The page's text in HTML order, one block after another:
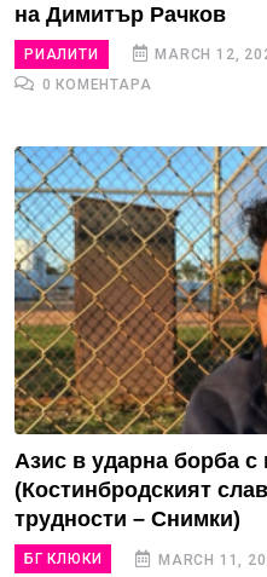
на Димитър Рачков
РИАЛИТИ MARCH 12,
0 КОМЕНТАРА
Азис в ударна борба с
(Костинбродският
трудности – Снимки)
БГ КЛЮКИ MARCH 11,